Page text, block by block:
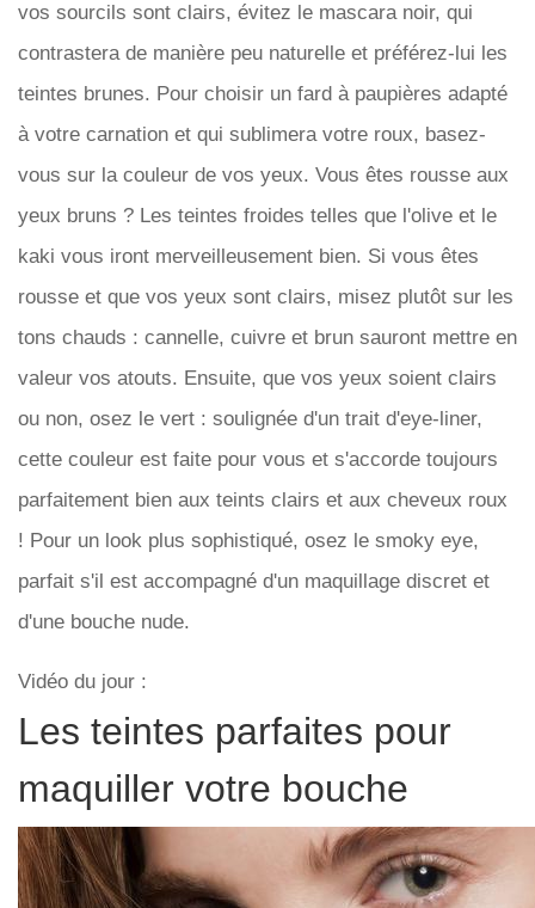
vos sourcils sont clairs, évitez le mascara noir, qui
contrastera de manière peu naturelle et préférez-lui les
teintes brunes. Pour choisir un fard à paupières adapté
à votre carnation et qui sublimera votre roux, basez-
vous sur la couleur de vos yeux. Vous êtes rousse aux
yeux bruns ? Les teintes froides telles que l'olive et le
kaki vous iront merveilleusement bien. Si vous êtes
rousse et que vos yeux sont clairs, misez plutôt sur les
tons chauds : cannelle, cuivre et brun sauront mettre en
valeur vos atouts. Ensuite, que vos yeux soient clairs
ou non, osez le vert : soulignée d'un trait d'eye-liner,
cette couleur est faite pour vous et s'accorde toujours
parfaitement bien aux teints clairs et aux cheveux roux
! Pour un look plus sophistiqué, osez le smoky eye,
parfait s'il est accompagné d'un maquillage discret et
d'une bouche nude.
Vidéo du jour :
Les teintes parfaites pour
maquiller votre bouche